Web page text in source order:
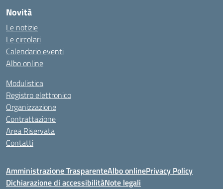
Novità
Le notizie
Le circolari
Calendario eventi
Albo online
Modulistica
Registro elettronico
Organizzazione
Contrattazione
Area Riservata
Contatti
Amministrazione TrasparenteAlbo onlinePrivacy Policy
Dichiarazione di accessibilitàNote legali